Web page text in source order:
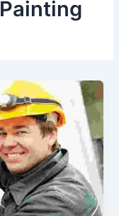
Painting